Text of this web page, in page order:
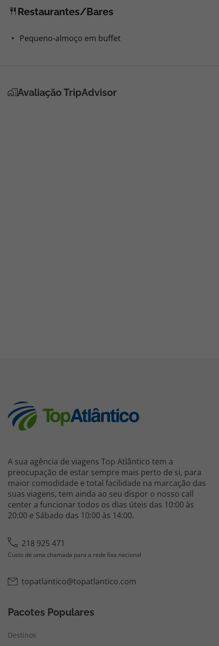
Restaurantes/Bares
Pequeno-almoço em buffet
Avaliação TripAdvisor
A sua agência de viagens Top Atlântico tem a
preocupação de estar sempre mais perto de si, para
maior comodidade e total facilidade na marcação das
suas viagens, tem ainda ao seu dispor o nosso call
center a funcionar todos os dias úteis das 10:00 às
20:00 e Sábado das 10:00 às 14:00.
218 925 471
Custo de uma chamada para a rede fixa nacional
topatlantico@topatlantico.com
Pacotes Populares
Destinos